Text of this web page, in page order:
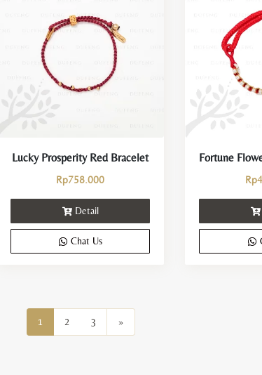
Lucky Prosperity Red Bracelet
Rp758.000
Detail
Chat Us
Rp
1 2 3 »